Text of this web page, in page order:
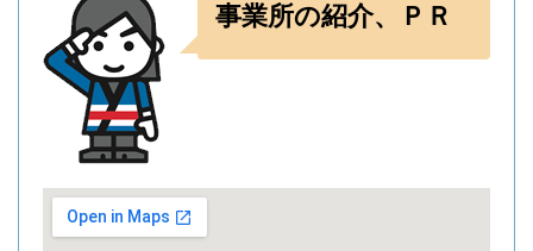
事業所の紹介、ＰＲ